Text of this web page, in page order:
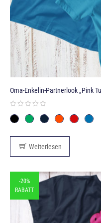
Oma-Enkelin-Partnerlook „Pink
Weiterlesen
-20%
RABATT